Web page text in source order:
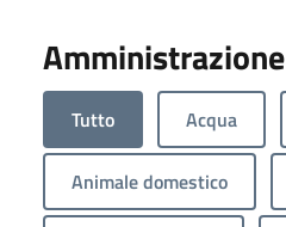
Amministrazione
Tutto Acqua
Animale domestico